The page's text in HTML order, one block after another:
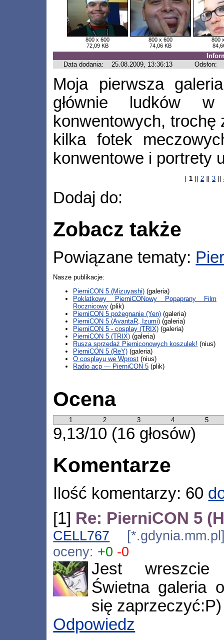
800 x 600
72,09 KB
800 x 600
74,06 KB
800
Data dodania:
25.08.2009, 13:36:13 Odsłon:
Moja pierwsza
głównie ludków w
konwentowych,
kilka fotek
konwentowe i portrety
[ 1 ][ 2 ][ 3 ][
Dodaj do:
Zobacz także
Powiązane tematy:
Nasze publikacje:
PierniCON 5 (Mizuyashi) (galeria)
Poklatkowy PierniCONowy Popaprany Film
Rocznicowy (plik)
PierniCON 5 pożegnanie (Yen) (galeria)
PierniCON 5 (AvantaR, Izumi) (galeria)
PierniCON 5 - cosplay (TRIX) (galeria)
PierniCON 5 (TRIX) (galeria)
Rusza sprzedaż Pierniconowych koszulek! (nius)
PierniCON 5 (ReY) (galeria)
O cosplayu we Wprost (nius)
Radio acp — PierniCON 5 (plik)
Ocena
1 2 3 4 5
9,13/10 (16 głosów)
Komentarze
Ilość komentarzy: 60
[1] Re: PierniCON 5
CELL767
oceny: +0 -0
Jest wreszcie
Świetna galeria
się zaprzeczyć:P)
Odpowiedz